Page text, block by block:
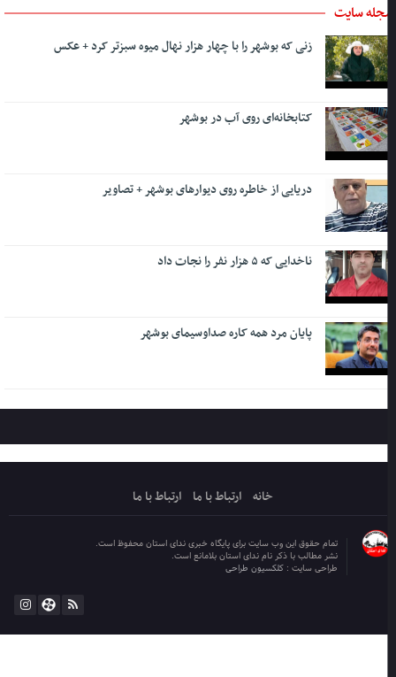
سایت
زنی که بوشهر را با چهار هزار نهال میوه سبزتر کرد + عکس
کتابخانه‌ای روی آب در بوشهر
دریایی از خاطره روی دیوارهای بوشهر + تصاویر
ناخدایی که ۵ هزار نفر را نجات داد
پایان مرد همه کاره صداوسیمای بوشهر
خانه ارتباط با ما ارتباط با ما
تمام حقوق این وب سایت برای پایگاه خبری ندای استان محفوظ است.
نشر مطالب با ذکر نام ندای استان بلامانع است.
طراحی سایت :کلکسیون طراحی